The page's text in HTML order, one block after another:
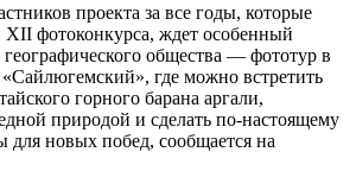
проекта за все годы, которые
XII фотоконкурса, ждет особенный
географического общества — фототур в
где можно встретить
горного барана аргали,
природой и сделать по-настоящему
для новых побед, сообщается на